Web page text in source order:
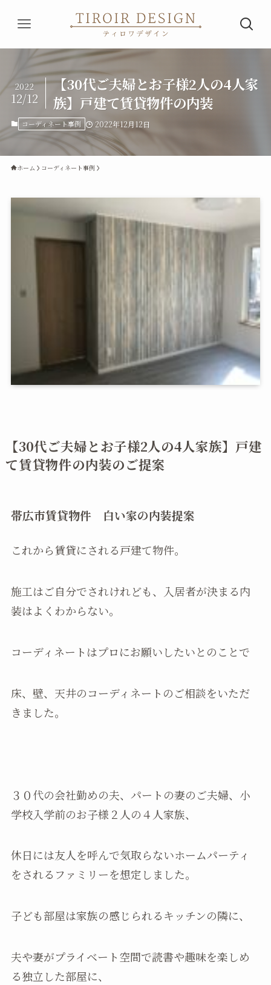
【30代ご夫婦とお子様2人の4人家
族】戸建て賃貸物件の内装
2022
12/12
コーディネート事例 2022年12月12日
ホーム コーディネート事例
【30代ご夫婦とお子様2人の4人家族】戸建
て賃貸物件の内装のご提案
帯広市賃貸物件 白い家の内装提案
これから賃貸にされる戸建て物件。
施工はご自分でされけれども、入居者が決まる内
装はよくわからない。
コーディネートはプロにお願いしたいとのことで
床、壁、天井のコーディネートのご相談をいただ
きました。
３０代の会社勤めの夫、パートの妻のご夫婦、小
学校入学前のお子様２人の４人家族、
休日には友人を呼んで気取らないホームパーティ
をされるファミリーを想定しました。
子ども部屋は家族の感じられるキッチンの隣に、
夫や妻がプライベート空間で読書や趣味を楽しめ
る独立した部屋に、